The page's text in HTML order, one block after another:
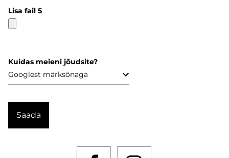
Lisa fail 5
Kuidas meieni jõudsite?